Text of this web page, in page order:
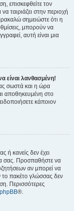
επισκεφθείτε τον
ταιριάζει στην περιοχή
σημειώστε ότι η
μπορούν να
αυτή είναι μια
είναι λανθασμένη!
σωστά και η ώρα
αποθηκευμένη στο
κάποιον
ή κανείς δεν έχει
σας. Προσπαθήστε να
αν μπορεί να
το πακέτο γλώσσας δεν
Περισσότερες
phpBB®.